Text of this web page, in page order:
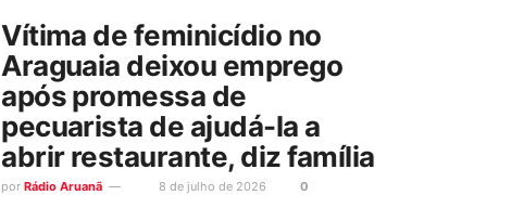
Vítima de feminicídio no
Araguaia deixou emprego
após promessa de
pecuarista de ajudá-la a
abrir restaurante, diz família
por Rádio Aruanã 8 de julho de 2026 0